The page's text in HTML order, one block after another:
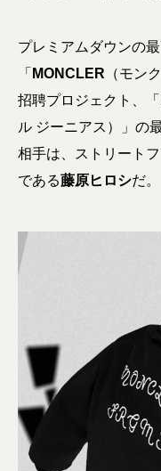
プレミアムダウンの
「 MONCLER （モン
招聘プロジェクト、「
ル ジーニアス）」の
相手は、ストリート
である藤原ヒロシだ。